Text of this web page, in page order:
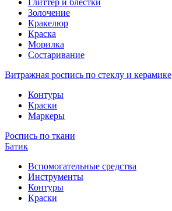
Глиттер и блестки
Золочение
Кракелюр
Краска
Морилка
Состаривание
Витражная роспись по стеклу и керамике
Контуры
Краски
Маркеры
Роспись по ткани
Батик
Вспомогательные средства
Инструменты
Контуры
Краски